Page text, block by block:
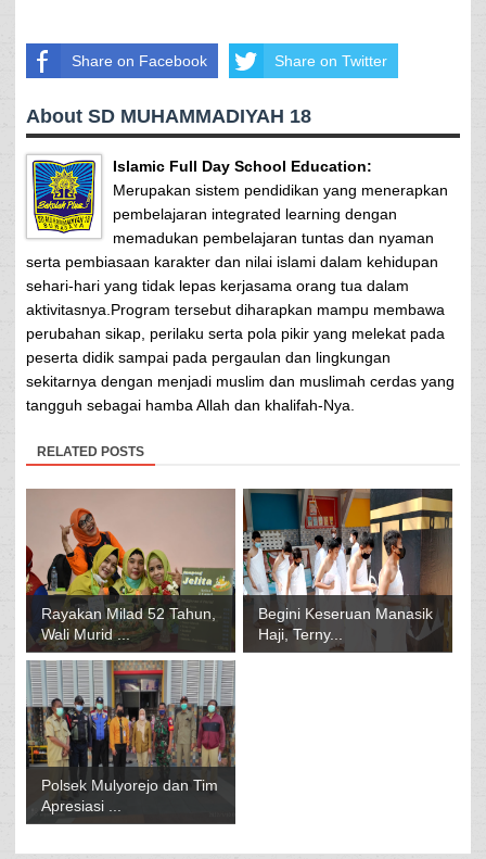
Share on Facebook Share on Twitter
About SD MUHAMMADIYAH 18
Islamic Full Day School Education:
Merupakan sistem pendidikan yang menerapkan
pembelajaran integrated learning dengan
memadukan pembelajaran tuntas dan nyaman
serta pembiasaan karakter dan nilai islami dalam kehidupan
sehari-hari yang tidak lepas kerjasama orang tua dalam
aktivitasnya.Program tersebut diharapkan mampu membawa
perubahan sikap, perilaku serta pola pikir yang melekat pada
peserta didik sampai pada pergaulan dan lingkungan
sekitarnya dengan menjadi muslim dan muslimah cerdas yang
tangguh sebagai hamba Allah dan khalifah-Nya.
RELATED POSTS
Rayakan Milad 52 Tahun,
Wali Murid ...
Begini Keseruan Manasik
Haji, Terny...
Polsek Mulyorejo dan Tim
Apresiasi ...